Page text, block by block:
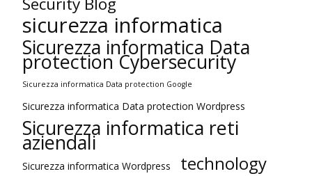
sicurezza informatica
Sicurezza informatica Data
protection Cybersecurity
Sicurezza informatica Data protection Google
Sicurezza informatica Data protection Wordpress
Sicurezza informatica reti
aziendali
Sicurezza informatica Wordpress technology